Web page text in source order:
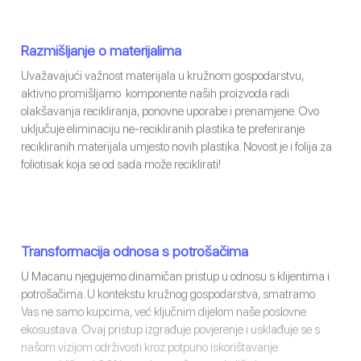
Razmišljanje o materijalima
Uvažavajući važnost materijala u kružnom gospodarstvu,
aktivno promišljamo komponente naših proizvoda radi
olakšavanja recikliranja, ponovne uporabe i prenamjene. Ovo
uključuje eliminaciju ne-recikliranih plastika te preferiranje
recikliranih materijala umjesto novih plastika. Novost je i folija za
Transformacija odnosa s potrošačima
U Macanu njegujemo dinamičan pristup u odnosu s klijentima i
potrošačima. U kontekstu kružnog gospodarstva, smatramo
Vas ne samo kupcima, već ključnim dijelom naše poslovne
ekosustava. Ovaj pristup izgrađuje povjerenje i usklađuje se s